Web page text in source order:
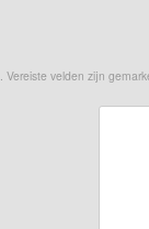
Vereiste velden zijn